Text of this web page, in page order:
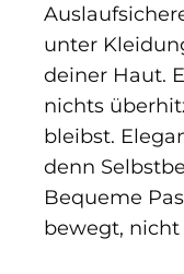
unter
deiner Haut.
nichts
bleibst.
denn
Bequeme
bewegt,